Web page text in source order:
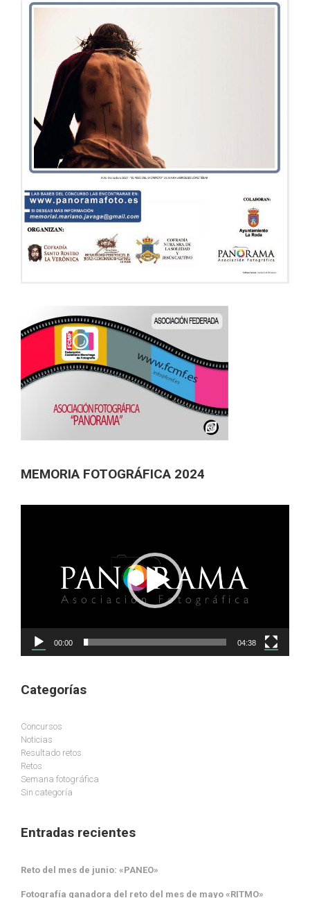
MEMORIA FOTOGRÁFICA 2024
00:00 04:38
Categorías
Concursos
Noticias
Resultado retos
Retos
Semana fotográfica
Sin categoría
Entradas recientes
Reto del mes de junio: «PANEO»
Fotografía ganadora del reto del mes de mayo «RITMO»